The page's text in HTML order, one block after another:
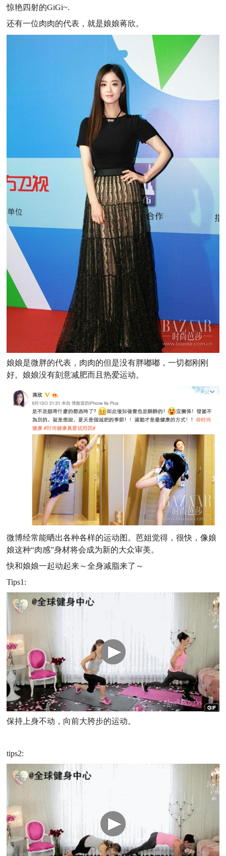
惊艳四射的GiGi~.
还有一位肉肉的代表，就是娘娘蒋欣。
娘娘是微胖的代表，肉肉的但是没有胖嘟嘟，一切都刚刚
好。娘娘没有刻意减肥而且热爱运动。
微博经常能晒出各种各样的运动图。芭姐觉得，很快，像娘
娘这种“肉感”身材将会成为新的大众审美。
快和娘娘一起动起来～全身减脂来了～
Tips1:
保持上身不动，向前大胯步的运动。
tips2: